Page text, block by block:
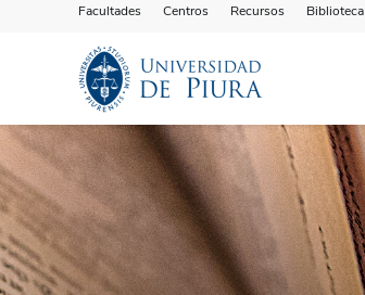
Facultades Centros Recursos Biblioteca